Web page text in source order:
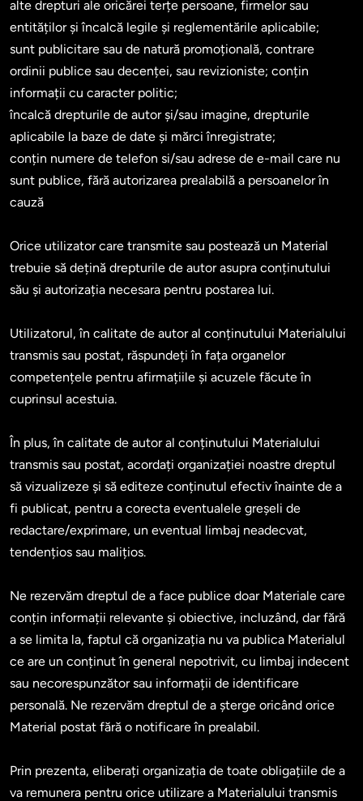
alte drepturi ale oricărei terțe persoane, firmelor sau
entităților și încalcă legile și reglementările aplicabile;
sunt publicitare sau de natură promoțională, contrare
ordinii publice sau decenței, sau revizioniste; conțin
informații cu caracter politic;
încalcă drepturile de autor și/sau imagine, drepturile
aplicabile la baze de date și mărci înregistrate;
conțin numere de telefon si/sau adrese de e-mail care nu
sunt publice, fără autorizarea prealabilă a persoanelor în
cauză
Orice utilizator care transmite sau postează un Material
trebuie să dețină drepturile de autor asupra conținutului
său și autorizația necesara pentru postarea lui.
Utilizatorul, în calitate de autor al conținutului Materialului
transmis sau postat, răspundeți în fața organelor
competențele pentru afirmațiile și acuzele făcute în
cuprinsul acestuia.
În plus, în calitate de autor al conținutului Materialului
transmis sau postat, acordați organizației noastre dreptul
să vizualizeze și să editeze conținutul efectiv înainte de a
fi publicat, pentru a corecta eventualele greșeli de
redactare/exprimare, un eventual limbaj neadecvat,
tendențios sau malițios.
Ne rezervăm dreptul de a face publice doar Materiale care
conțin informații relevante și obiective, incluzând, dar fără
a se limita la, faptul că organizația nu va publica Materialul
ce are un conținut în general nepotrivit, cu limbaj indecent
sau necorespunzător sau informații de identificare
personală. Ne rezervăm dreptul de a șterge oricând orice
Material postat fără o notificare în prealabil.
Prin prezenta, eliberați organizația de toate obligațiile de a
va remunera pentru orice utilizare a Materialului transmis